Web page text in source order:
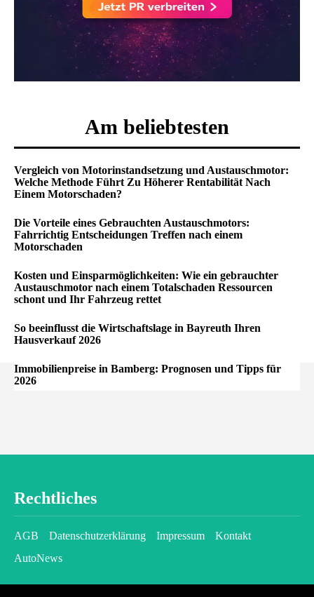
Am beliebtesten
Vergleich von Motorinstandsetzung und Austauschmotor:
Welche Methode Führt Zu Höherer Rentabilität Nach
Einem Motorschaden?
Die Vorteile eines Gebrauchten Austauschmotors:
Fahrrichtig Entscheidungen Treffen nach einem
Motorschaden
Kosten und Einsparmöglichkeiten: Wie ein gebrauchter
Austauschmotor nach einem Totalschaden Ressourcen
schont und Ihr Fahrzeug rettet
So beeinflusst die Wirtschaftslage in Bayreuth Ihren
Hausverkauf 2026
Immobilienpreise in Bamberg: Prognosen und Tipps für
2026
Rechtliches
AGB Datenschutzerklärung Impressum
Kontakt
AutoNews